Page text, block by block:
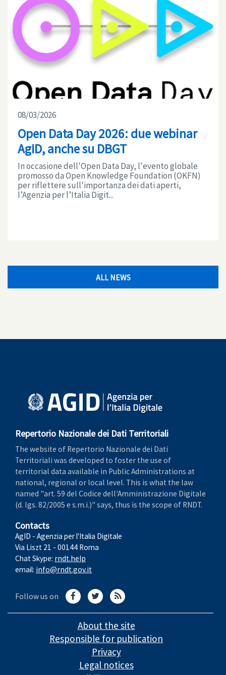
08/03/2026
Open Data Day 2026: due webinar
AgID, anche su DBGT
In occasione dell'Open Data Day, l'evento globale
promosso da Open Knowledge Foundation (OKFN)
per riflettere sull'importanza dei dati aperti,
l’Agenzia per l’Italia Digit...
ALL NEWS
Repertorio Nazionale dei Dati Territoriali
The website of Repertorio Nazionale dei Dati
Territoriali was developed to foster the use of
territorial data available in Public Administrations at
national, regional or local level. This is what the law
named "art. 59 del Codice dell'Amministrazione Digitale
(d. lgs. 82/2005 e s.m.i.)" says, thus is the scope of RNDT.
Contacts
AgID - Agenzia per l'Italia Digitale
Via Liszt 21 - 00144 Roma
Chat Skype: rndt.help
email: info@rndt.gov.it
Follow us on
About the site
Responsible for publication
Privacy
Legal notices